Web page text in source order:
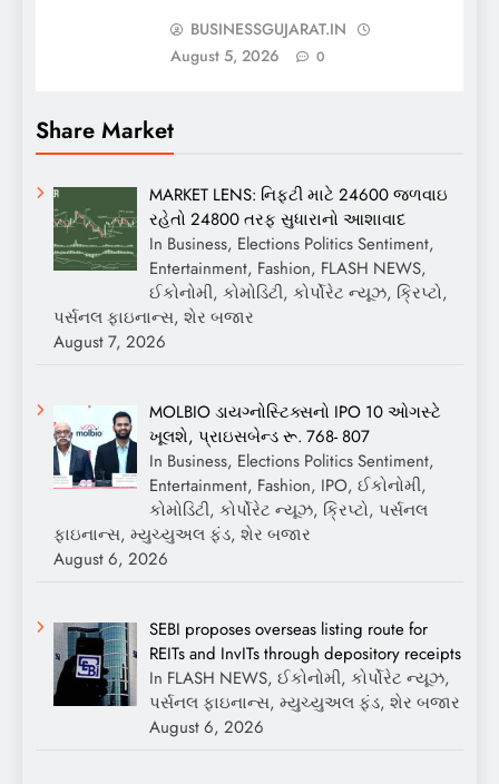
BUSINESSGUJARAT.IN
August 5, 2026
0
Share Market
MARKET LENS: નિફ્ટી માટે 24600 જળવાઇ
રહેતો 24800 તરફ સુધારાનો આશાવાદ
In Business, Elections Politics Sentiment,
Entertainment, Fashion, FLASH NEWS,
ઈકોનોમી, કોમોડિટી, કોર્પોરેટ ન્યૂઝ, ક્રિપ્ટો,
પર્સનલ ફાઇનાન્સ, શેર બજાર
August 7, 2026
MOLBIO ડાયગ્નોસ્ટિક્સનો IPO 10 ઓગસ્ટે
ખૂલશે, પ્રાઇસબેન્ડ રૂ. 768- 807
In Business, Elections Politics Sentiment,
Entertainment, Fashion, IPO, ઈકોનોમી,
કોમોડિટી, કોર્પોરેટ ન્યૂઝ, ક્રિપ્ટો, પર્સનલ
ફાઇનાન્સ, મ્યુચ્યુઅલ ફંડ, શેર બજાર
August 6, 2026
SEBI proposes overseas listing route for
REITs and InvITs through depository receipts
In FLASH NEWS, ઈકોનોમી, કોર્પોરેટ ન્યૂઝ,
પર્સનલ ફાઇનાન્સ, મ્યુચ્યુઅલ ફંડ, શેર બજાર
August 6, 2026